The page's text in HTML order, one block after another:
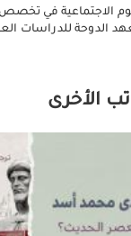
الاجتماعية في
للدراسات العليا
الأخرى